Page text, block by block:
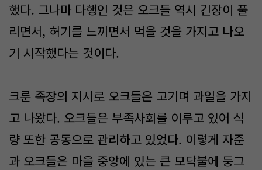
했다. 그나마 다행인 것은 오크들 역시 긴장이 풀
리면서, 허기를 느끼면서 먹을 것을 가지고 나오
기 시작했다는 것이다.
크룬 족장의 지시로 오크들은 고기며 과일을 가지
고 나왔다. 오크들은 부족사회를 이루고 있어 식
량 또한 공동으로 관리하고 있었다. 이렇게 자준
과 오크들은 마을 중앙에 있는 큰 모닥불에 둥그